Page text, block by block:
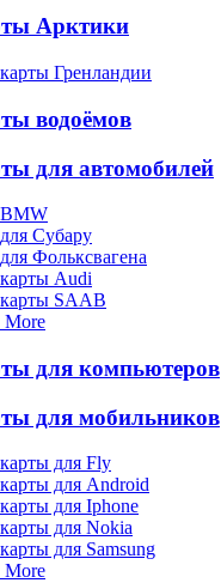
Арктики
Гренландии
водоёмов
для автомобилей
Субару
Фольксвагена
Audi
SAAB
More
для компьютеров
для мобильников
для Fly
для Android
для Iphone
для Nokia
для Samsung
More